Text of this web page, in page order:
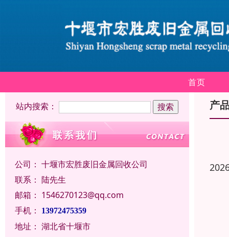
首页
站内搜索：
公司： 十堰市宏胜废旧金属回收公司
联系： 陆先生
邮箱： 1546270123@qq.com
手机：
13972475359
地址： 湖北省十堰市
产